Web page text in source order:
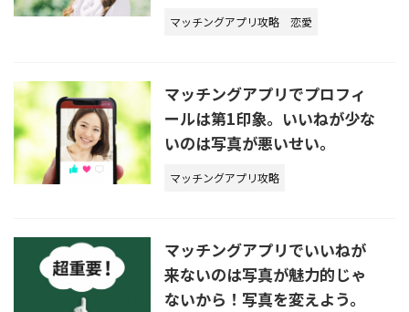
マッチングアプリ攻略 恋愛
マッチングアプリでプロフィ
ールは第1印象。いいねが少な
いのは写真が悪いせい。
マッチングアプリ攻略
マッチングアプリでいいねが
来ないのは写真が魅力的じゃ
ないから！写真を変えよう。